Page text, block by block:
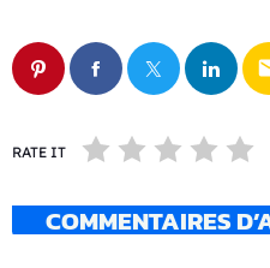
RATE IT
COMMENTAIRES